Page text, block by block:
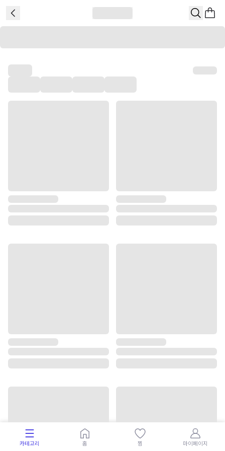
카테고리 홈 찜 마이페이지